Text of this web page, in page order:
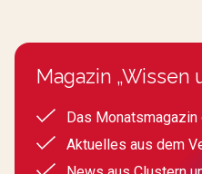
Magazin „Wissen
Das
Aktuelles aus dem